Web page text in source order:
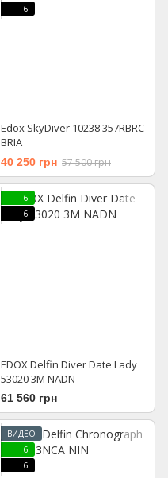
6
Edox SkyDiver 10238 357RBRC
BRIA
40 250 грн 57 500 грн
6
6
EDOX Delfin Diver Date Lady
53020 3M NADN
61 560 грн
ВИДЕО
6
6